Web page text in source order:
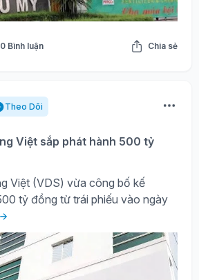
0 Bình luận Chia sẻ
Theo Dõi
Việt sắp phát hành 500 tỷ
Việt (VDS) vừa công bố kế
tỷ đồng từ trái phiếu vào ngày